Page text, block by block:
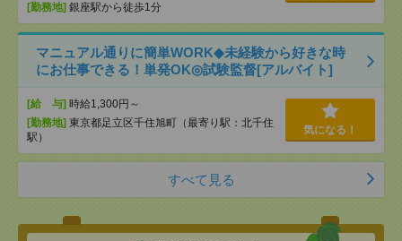
[勤務地] 銀座駅から徒歩1分
マニュアル通りに簡単WORK◆未経験から好きな時
にお仕事できる！単発OK◎試験監督[アルバイト]
[給 与] 時給1,300円～
[勤務地] 東京都足立区千住旭町（最寄り駅：北千住
駅）
気になる！
すべて見る